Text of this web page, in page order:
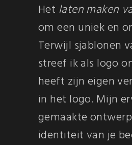
Het laten maken
om een uniek en
Terwijl sjablonen
streef ik als logo
heeft zijn eigen
in het logo. Mijn
gemaakte
identiteit van je